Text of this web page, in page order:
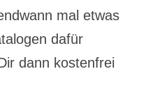
mal etwas
dafür
dann kostenfrei